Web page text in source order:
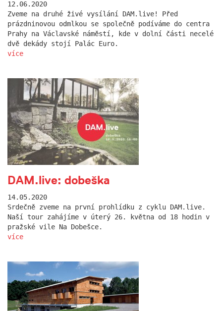
12.06.2020
Zveme na druhé živé vysílání DAM.live! Před
prázdninovou odmlkou se společně podíváme do centra
Prahy na Václavské náměstí, kde v dolní části necelé
dvě dekády stojí Palác Euro.
více
DAM.live: dobeška
14.05.2020
Srdečně zveme na první prohlídku z cyklu DAM.live.
Naší tour zahájíme v úterý 26. května od 18 hodin v
pražské vile Na Dobešce.
více